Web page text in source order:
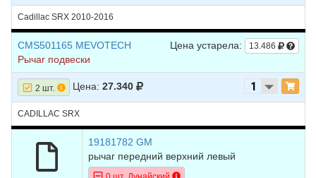
Cadillac SRX 2010-2016
Цена устарела: 13.486
CMS501165 MEVOTECH
Рычаг подвески
2 шт. Цена: 27.340
CADILLAC SRX
19181782 GM
рычаг передний верхний левый